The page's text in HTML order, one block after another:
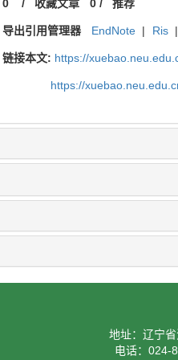
0 / 收藏文章 0/ 推荐
导出引用管理器 EndNote | Ris |
链接本文: https://
https://
地址：辽宁
电话：024-